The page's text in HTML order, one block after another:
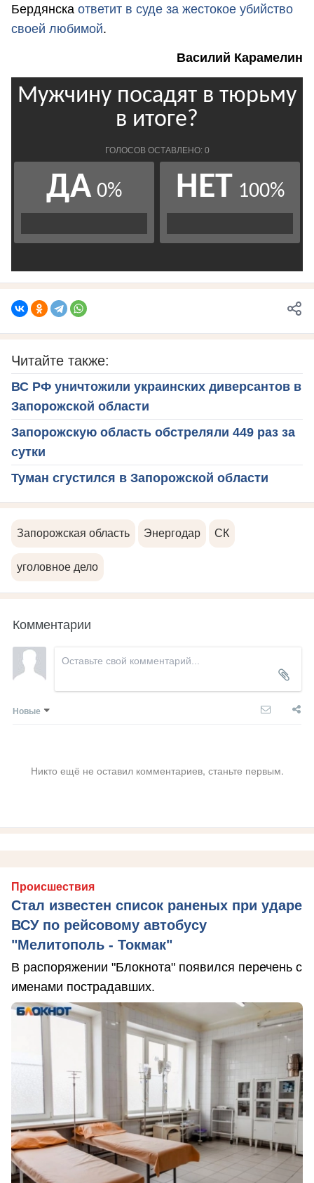
Бердянска ответит в суде за жестокое убийство
своей любимой.
Василий Карамелин
Читайте также:
ВС РФ уничтожили украинских диверсантов в
Запорожской области
Запорожскую область обстреляли 449 раз за
сутки
Туман сгустился в Запорожской области
Запорожская область Энергодар СК
уголовное дело
Комментарии
Новые
Никто ещё не оставил комментариев, станьте первым.
Происшествия
Стал известен список раненых при ударе
ВСУ по рейсовому автобусу
"Мелитополь - Токмак"
В распоряжении "Блокнота" появился перечень с
именами пострадавших.